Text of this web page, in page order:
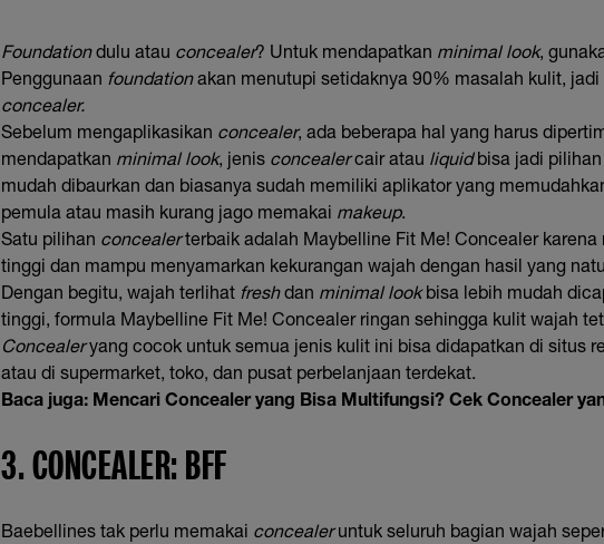
Foundationdulu atau concealer? Untuk mendapatkan minimal look,
Penggunaan foundationakan menutupi setidaknya 90% masalah kulit,
concealer.
Sebelum mengaplikasikan concealer, ada beberapa hal yang harus
mendapatkan minimal look, jenis concealercair atau liquidbisa jadi pilihan
mudah dibaurkan dan biasanya sudah memiliki aplikator yang
pemula atau masih kurang jago memakai makeup.
Satu pilihan concealerterbaik adalah Maybelline Fit Me! Concealer karena
tinggi dan mampu menyamarkan kekurangan wajah dengan hasil yang
Dengan begitu, wajah terlihat freshdan minimal lookbisa lebih mudah
tinggi, formula Maybelline Fit Me! Concealer ringan sehingga kulit wajah
Concealeryang cocok untuk semua jenis kulit ini bisa didapatkan di situs
atau di supermarket, toko, dan pusat perbelanjaan terdekat.
Baca juga: Mencari Concealer yang Bisa Multifungsi? Cek Concealer
3. CONCEALER: BFF
Baebellines tak perlu memakai concealeruntuk seluruh bagian wajah